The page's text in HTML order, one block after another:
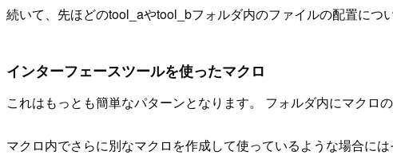
続いて、先ほどのtool_aやtool_bフォルダ内のファイルの配置につ
インターフェースツールを使ったマクロ
これはもっとも簡単なパターンとなります。 フォルダ内にマクロ
マクロ内でさらに別なマクロを作成して使っているような場合に